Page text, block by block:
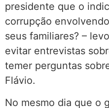
presidente que o
corrupção
seus familiares? –
evitar entrevistas
temer perguntas
Flávio.
No mesmo dia que o